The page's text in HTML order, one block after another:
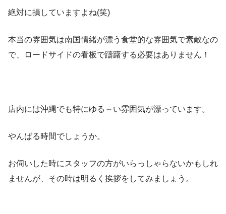
絶対に損していますよね(笑)
本当の雰囲気は南国情緒が漂う食堂的な雰囲気で素敵なの
で、ロードサイドの看板で躊躇する必要はありません！
店内には沖縄でも特にゆる～い雰囲気が漂っています。
やんばる時間でしょうか。
お伺いした時にスタッフの方がいらっしゃらないかもしれ
ませんが、その時は明るく挨拶をしてみましょう。